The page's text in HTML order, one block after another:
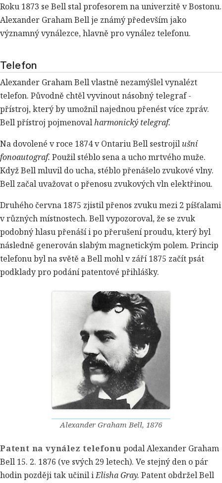
Roku 1873 se Bell stal profesorem na univerzitě v Bostonu.
Alexander Graham Bell je známý především jako
významný vynálezce, hlavně pro vynález telefonu.
Telefon
Alexander Graham Bell vlastně nezamýšlel vynalézt
telefon. Původně chtěl vyvinout násobný telegraf -
přístroj, který by umožnil najednou přenést více zpráv.
Bell přístroj pojmenovalharmonický telegraf.
Na dovolené v roce 1874 v Ontariu Bell sestrojil ušní
fonoautograf. Použil stéblo sena a ucho mrtvého muže.
Když Bell mluvil do ucha, stéblo přenášelo zvukové vlny.
Bell začal uvažovat o přenosu zvukových vln elektřinou.
Druhého června 1875 zjistil přenos zvuku mezi 2 píšťalami
v různých místnostech. Bell vypozoroval, že se zvuk
podobný hlasu přenáší i po přerušení proudu, který byl
následně generován slabým magnetickým polem. Princip
telefonu byl na světě a Bell mohl v září 1875 začít psát
podklady pro podání patentové přihlášky.
Alexander Graham Bell, 1876
Patent na vynález telefonu podal Alexander Graham
Bell 15. 2. 1876 (ve svých 29 letech). Ve stejný den o pár
hodin později tak učinil iElisha Gray. Patent obdržel Bell